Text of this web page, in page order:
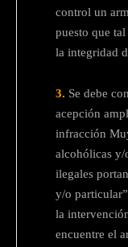
control un
puesto que
la integridad
3. Se debe
acepción
infracción
alcohólicas y/
ilegales
y/o
la
encuentre el